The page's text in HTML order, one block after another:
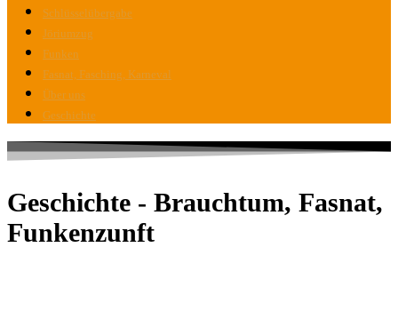
Schlüsselübergabe
Jöriumzug
Funken
Fasnat, Fasching, Karneval
Über uns
Geschichte
Geschichte - Brauchtum, Fasnat,
Funkenzunft